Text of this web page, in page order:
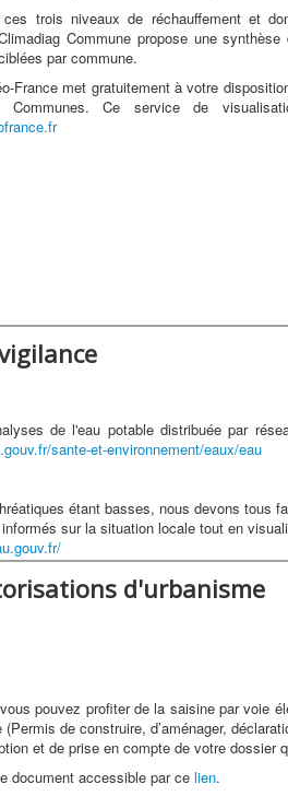
trois niveaux de réchauffement et
Commune propose une
par commune.
France met gratuitement à votre
Communes. Ce service de
de l'eau potable distribuée par
sante-et-environnement/eaux/eau
étant basses, nous devons tous
sur la situation locale tout en
d'urbanisme
pouvez profiter de la saisine par voie
(Permis de construire, d’aménager,
et de prise en compte de votre dossier
document accessible par ce lien.